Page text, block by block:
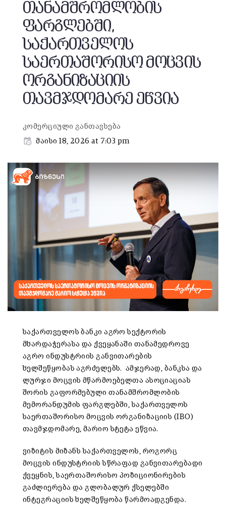
თანამშრომლობის
ფარგლებში,
საქართველოს
საერთაშორისო მოცვის
ორგანიზაციის
თავმჯდომარე ეწვია
კომერციული განთავსება
მაისი 18, 2026 at 7:03 pm
საქართველოს ბანკი აგრო სექტორის
მხარდაჭერასა და ქვეყანაში თანამედროვე
აგრო ინდუსტრიის განვითარების
ხელშეწყობას აგრძელებს. ამჯერად, ბანკსა და
ლურჯი მოცვის მწარმოებელთა ასოციაციას
შორის გაფორმებული თანამშრომლობის
მემორანდუმის ფარგლებში, საქართველოს
საერთაშორისო მოცვის ორგანიზაციის (IBO)
თავმჯდომარე, მარიო სტეტა ეწვია.
ვიზიტის მიზანს საქართველოს, როგორც
მოცვის ინდუსტრიის სწრაფად განვითარებადი
ქვეყნის, საერთაშორისო პოზიციონირების
გაძლიერება და გლობალურ ქსელებში
ინტეგრაციის ხელშეწყობა წარმოადგენდა.